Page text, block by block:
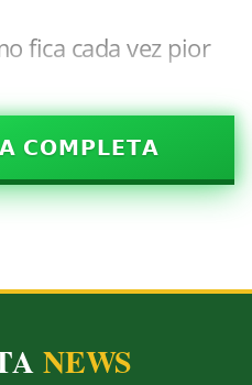
fica cada vez pior
𝗖𝗢𝗠𝗣𝗟𝗘𝗧𝗔
NEWS